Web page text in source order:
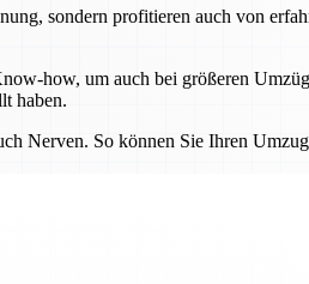
sondern profitieren auch von
how, um auch bei größeren
haben.
Nerven. So können Sie Ihren